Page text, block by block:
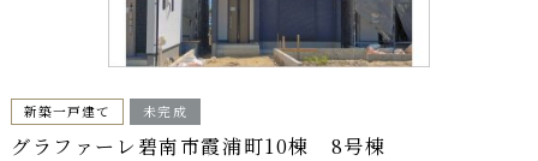
新築一戸建て 未完成
グラファーレ碧南市霞浦町10棟 8号棟